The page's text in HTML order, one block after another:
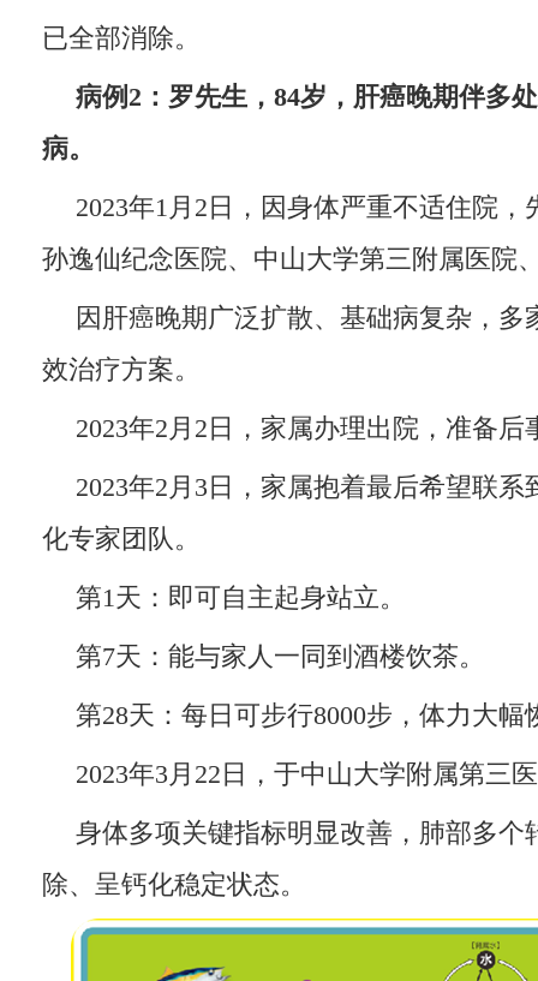
已全部消除。
病例2：罗先生，84岁，肝癌晚期伴多
病。
2023年1月2日，因身体严重不适住院
孙逸仙纪念医院、中山大学第三附属医院
因肝癌晚期广泛扩散、基础病复杂，多
效治疗方案。
2023年2月2日，家属办理出院，准备后
2023年2月3日，家属抱着最后希望联
化专家团队。
第1天：即可自主起身站立。
第7天：能与家人一同到酒楼饮茶。
第28天：每日可步行8000步，体力大幅
2023年3月22日，于中山大学附属第三
身体多项关键指标明显改善，肺部多个
除、呈钙化稳定状态。